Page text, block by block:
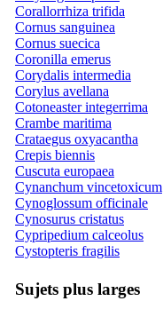
Corallorrhiza trifida
Cornus sanguinea
Cornus suecica
Coronilla emerus
Corydalis intermedia
Corylus avellana
Cotoneaster integerrima
Crambe maritima
Crataegus oxyacantha
Crepis biennis
Cuscuta europaea
Cynanchum vincetoxicum
Cynoglossum officinale
Cynosurus cristatus
Cypripedium calceolus
Cystopteris fragilis
Sujets plus larges